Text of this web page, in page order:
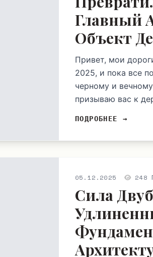
Главный
Объект
Привет, мои
2025, и пока все
черному и
призываю вас к
ПОДРОБНЕЕ →
05.12.2025 248
Сила